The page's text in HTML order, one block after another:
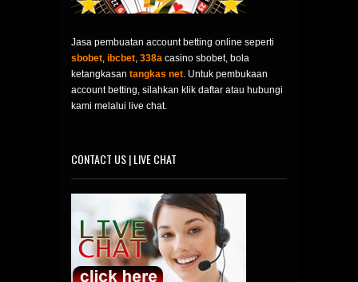
Jasa pembuatan account betting online seperti
sbobet, ibcbet, 338a casino sbobet, bola
ketangkasan tangkas net. Untuk pembukaan
account betting, silahkan klik daftar atau hubungi
kami melalui live chat.
CONTACT US | LIVE CHAT